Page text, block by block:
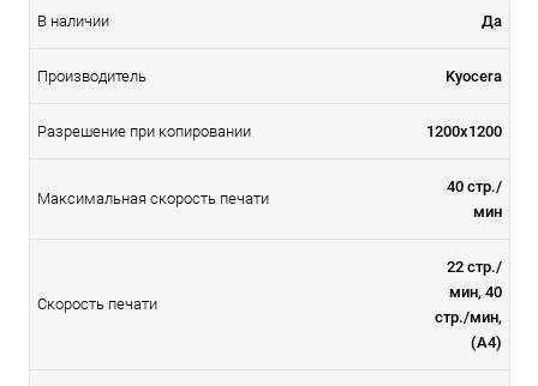
В наличии Да
Производитель Kyocera
Разрешение при копировании 1200x1200
Максимальная скорость печати
40 стр./
мин
Скорость печати
22 стр./
мин, 40
стр./мин,
(А4)